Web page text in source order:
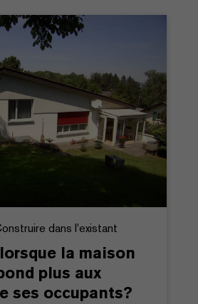
dans l'existant
la maison
plus aux
ses occupants?